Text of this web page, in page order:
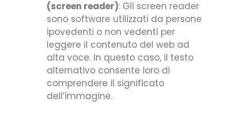
(screen reader): Gli screen reader
sono software utilizzati da persone
ipovedenti o non vedenti per
leggere il contenuto del web ad
alta voce. In questo caso, il testo
alternativo consente loro di
comprendere il significato
dell’immagine.